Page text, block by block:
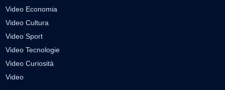
Video Economia
Video Cultura
Video Sport
Video Tecnologie
Video Curiosità
Video